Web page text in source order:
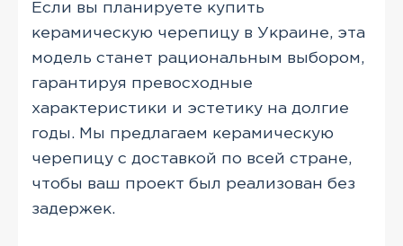
Если вы планируете купить
керамическую черепицу в Украине, эта
модель станет рациональным выбором,
гарантируя превосходные
характеристики и эстетику на долгие
годы. Мы предлагаем керамическую
черепицу с доставкой по всей стране,
чтобы ваш проект был реализован без
задержек.